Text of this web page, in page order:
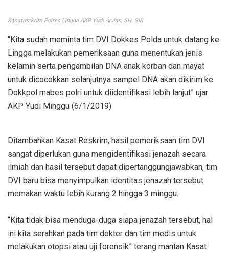
Kasatreskrim Polres Lingga AKP Yudi Arvian, SH. SIK
“Kita sudah meminta tim DVI Dokkes Polda untuk datang ke
Lingga melakukan pemeriksaan guna menentukan jenis
kelamin serta pengambilan DNA anak korban dan mayat
untuk dicocokkan selanjutnya sampel DNA akan dikirim ke
Dokkpol mabes polri untuk diidentifikasi lebih lanjut” ujar
AKP Yudi Minggu (6/1/2019)
Ditambahkan Kasat Reskrim, hasil pemeriksaan tim DVI
sangat diperlukan guna mengidentifikasi jenazah secara
ilmiah dan hasil tersebut dapat dipertanggungjawabkan, tim
DVI baru bisa menyimpulkan identitas jenazah tersebut
memakan waktu lebih kurang 2 hingga 3 minggu.
“Kita tidak bisa menduga-duga siapa jenazah tersebut, hal
ini kita serahkan pada tim dokter dan tim medis untuk
melakukan otopsi atau uji forensik” terang mantan Kasat